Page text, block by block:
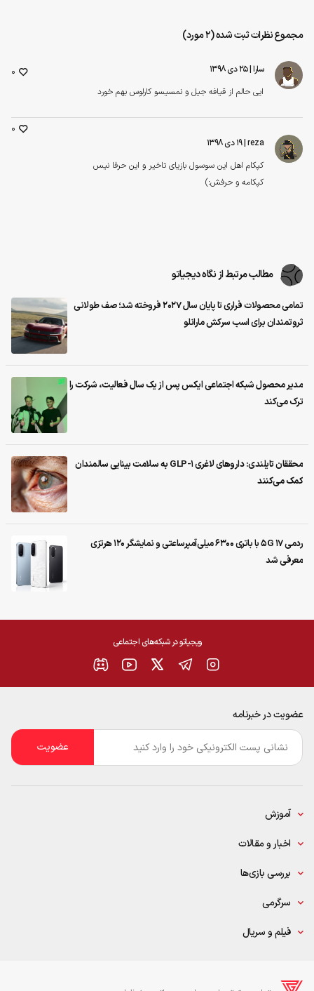
مجموع نظرات ثبت شده (2 مورد)
سارا| ۲۵ دی ۱۳۹۸
ایی حالم از قیافه جیل و نمسیسو کارلوس بهم خورد
0
reza| ۱۹ دی ۱۳۹۸
کپکام اهل این سوسول بازیای تاخیر و این حرفا نیس
کپکامه و حرفش:)
0
مطالب مرتبط از نگاه دیجیاتو
تمامی محصولات فراری تا پایان سال ۲۰۲۷ فروخته شد؛ صف طولانی
ثروتمندان برای اسب سرکش مارانلو
مدیر محصول شبکه اجتماعی ایکس پس از یک سال فعالیت، شرکت را
ترک می‌کند
محققان تایلندی: داروهای لاغری GLP-1 به سلامت بینایی سالمندان
کمک می‌کنند
ردمی 17 5G با باتری ۶۳۰۰ میلی‌آمپرساعتی و نمایشگر ۱۲۰ هرتزی
معرفی شد
ویجیاتو در شبکه‌های اجتماعی
عضویت در خبرنامه
ایمیل
آموزش
اخبار و مقالات
بررسی بازی‌ها
سرگرمی
فیلم و سریال